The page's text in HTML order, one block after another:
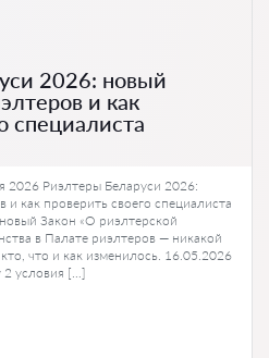
2026: новый
и как
специалиста
2026 Риэлтеры Беларуси 2026:
и как проверить своего специалиста
Закон «О риэлтерской
в Палате риэлтеров — никакой
что и как изменилось. 16.05.2026
2 условия […]